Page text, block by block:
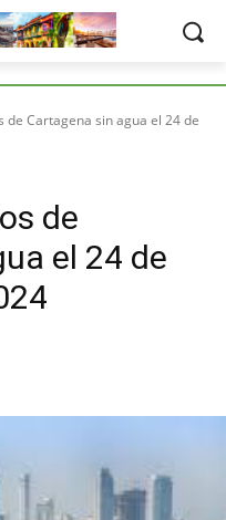
de Cartagena sin agua el 24 de
de
el 24 de